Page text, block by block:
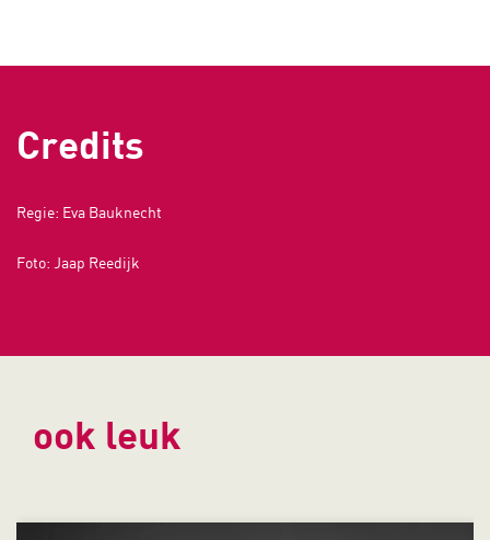
Credits
Regie: Eva Bauknecht
Foto: Jaap Reedijk
ook leuk